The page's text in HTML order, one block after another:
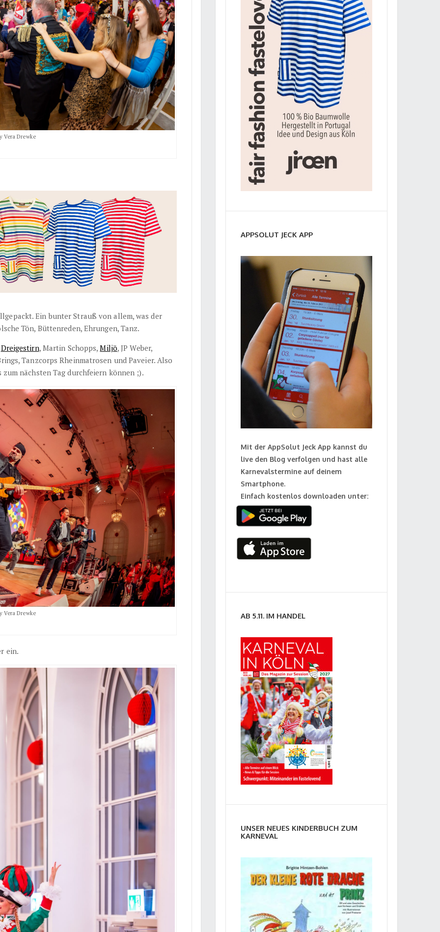
Vera Drewke
Ein bunter Strauß von allem, was der
Tön, Büttenreden, Ehrungen, Tanz.
Dreigestirn, Martin Schopps,Miljö, JP Weber,
Tanzcorps Rheinmatrosen und Paveier. Also
nächsten Tag durchfeiern können ;).
Vera Drewke
ein.
APPSOLUT JECK APP
Mit der AppSolut Jeck App kannst du
live den Blog verfolgen und hast alle
Karnevalstermine auf deinem
Smartphone.
Einfach kostenlos downloaden unter:
AB 5.11. IM HANDEL
UNSER NEUES KINDERBUCH ZUM
KARNEVAL